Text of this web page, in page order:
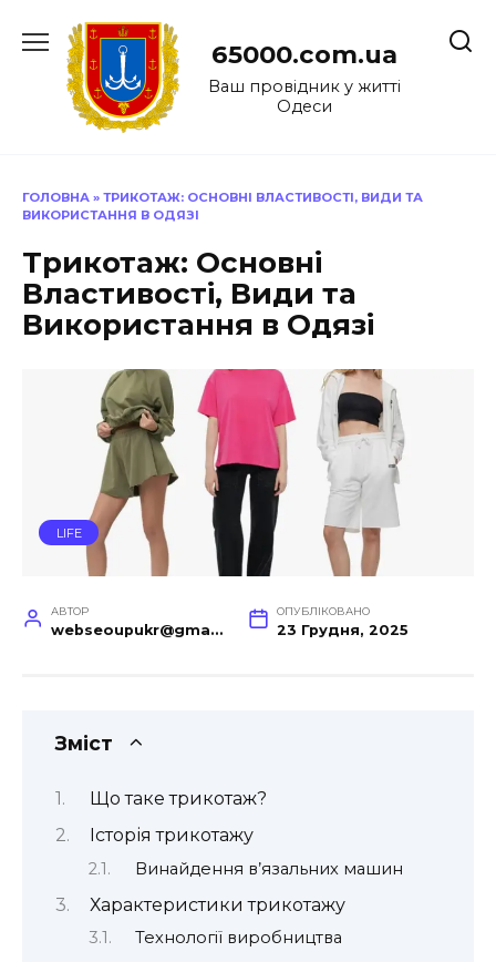
до
65000.com.ua
Ваш провідник у житті
Одеси
ГОЛОВНА » ТРИКОТАЖ: ОСНОВНІ ВЛАСТИВОСТІ, ВИДИ ТА
ВИКОРИСТАННЯ В ОДЯЗІ
Трикотаж: Основні
Властивості, Види та
Використання в Одязі
LIFE
АВТОР
webseoupukr@gmail.com
ОПУБЛІКОВАНО
23 Грудня, 2025
Зміст
Що таке трикотаж?
Історія трикотажу
Винайдення в’язальних машин
Характеристики трикотажу
Технології виробництва